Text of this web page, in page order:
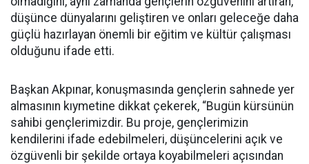
düşünce dünyalarını geliştiren ve onları geleceğe daha
güçlü hazırlayan önemli bir eğitim ve kültür çalışması
olduğunu ifade etti.
Başkan Akpınar, konuşmasında gençlerin sahnede yer
almasının kıymetine dikkat çekerek, “Bugün kürsünün
sahibi gençlerimizdir. Bu proje, gençlerimizin
kendilerini ifade edebilmeleri, düşüncelerini açık ve
özgüvenli bir şekilde ortaya koyabilmeleri açısından